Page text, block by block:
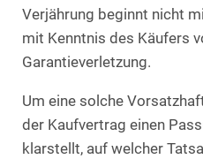
Verjährung beginnt nicht
mit Kenntnis des Käufers
Garantieverletzung.
Um eine solche
der Kaufvertrag einen
klarstellt, auf welcher